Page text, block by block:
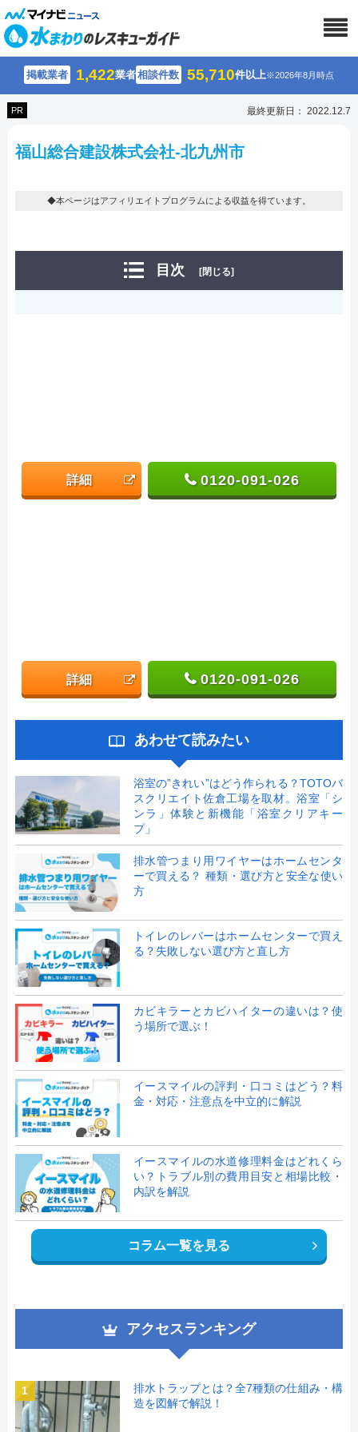
掲載業者 1,422業者相談件数 55,710件以上※2026年8月時点
PR 最終更新日： 2022.12.7
福山総合建設株式会社-北九州市
◆本ページはアフィリエイトプログラムによる収益を得ています。
目次 [閉じる]
詳細 0120-091-026
詳細 0120-091-026
あわせて読みたい
浴室の”きれい”はどう作られる？TOTOバ
スクリエイト佐倉工場を取材。浴室「シ
ンラ」体験と新機能「浴室クリアキー
プ」
排水管つまり用ワイヤーはホームセンタ
ーで買える？ 種類・選び方と安全な使い
方
トイレのレバーはホームセンターで買え
る？失敗しない選び方と直し方
カビキラーとカビハイターの違いは？使
う場所で選ぶ！
イースマイルの評判・口コミはどう？料
金・対応・注意点を中立的に解説
イースマイルの水道修理料金はどれくら
い？トラブル別の費用目安と相場比較・
内訳を解説
コラム一覧を見る
アクセスランキング
1
排水トラップとは？全7種類の仕組み・構
造を図解で解説！